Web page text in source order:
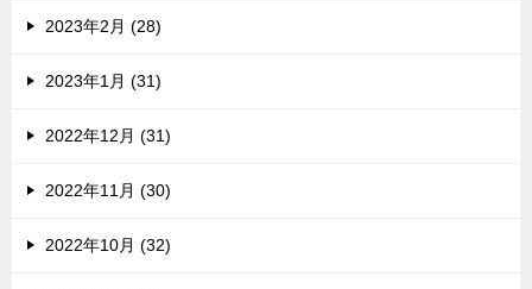
2023年2月 (28)
2023年1月 (31)
2022年12月 (31)
2022年11月 (30)
2022年10月 (32)